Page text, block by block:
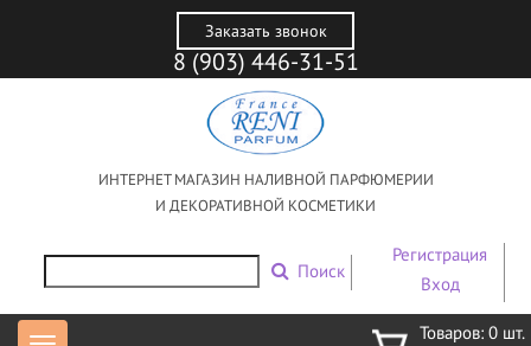
Заказать звонок
8 (903) 446-31-51
ИНТЕРНЕТ МАГАЗИН НАЛИВНОЙ ПАРФЮМЕРИИ
И ДЕКОРАТИВНОЙ КОСМЕТИКИ
Поиск
Регистрация
Вход
Товаров: 0 шт.